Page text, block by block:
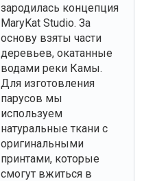
зародилась концепция
MaryKat Studio. За
основу взяты части
деревьев, окатанные
водами реки Камы.
Для изготовления
парусов мы
используем
натуральные ткани с
оригинальными
принтами, которые
смогут вжиться в